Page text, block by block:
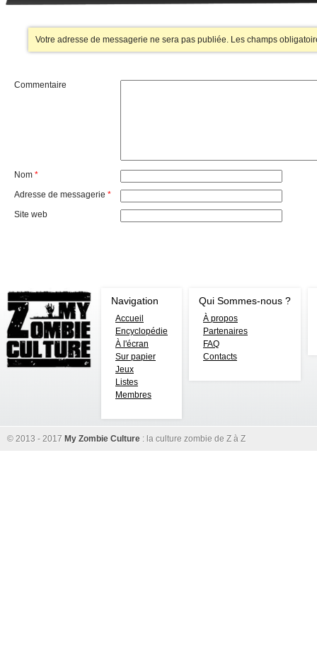
Votre adresse de messagerie ne sera pas publiée. Les champs
Commentaire
Nom *
Adresse de messagerie *
Site web
Navigation
Accueil
Encyclopédie
À l'écran
Sur papier
Jeux
Listes
Membres
Qui Sommes-nous ?
À propos
Partenaires
FAQ
Contacts
© 2013 - 2017 My Zombie Culture : la culture zombie de Z à Z